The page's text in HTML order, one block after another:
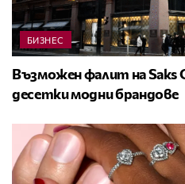
БИЗНЕС
Възможен фалит на Saks
десетки модни брандове